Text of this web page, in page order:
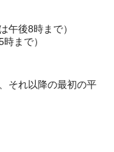
後8時まで）
まで）
それ以降の最初の平